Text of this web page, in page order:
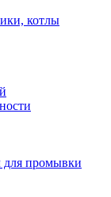
котлы
для промывки